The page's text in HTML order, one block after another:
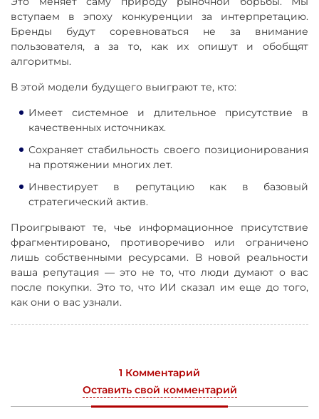
вступаем в эпоху конкуренции за интерпретацию.
Бренды будут соревноваться не за внимание
пользователя, а за то, как их опишут и обобщят
алгоритмы.
В этой модели будущего выиграют те, кто:
Имеет системное и длительное присутствие в
качественных источниках.
Сохраняет стабильность своего позиционирования
на протяжении многих лет.
Инвестирует в репутацию как в базовый
стратегический актив.
Проигрывают те, чье информационное присутствие
фрагментировано, противоречиво или ограничено
лишь собственными ресурсами. В новой реальности
ваша репутация — это не то, что люди думают о вас
после покупки. Это то, что ИИ сказал им еще до того,
как они о вас узнали.
1 Комментарий
Оставить свой комментарий